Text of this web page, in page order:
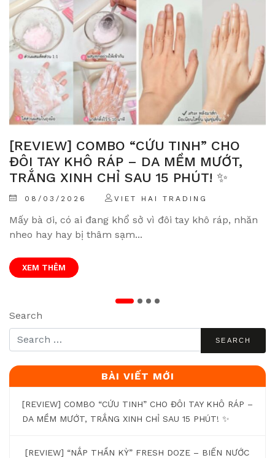
[REVIEW] COMBO “CỨU TINH” CHO
ĐÔI TAY KHÔ RÁP – DA MỀM MƯỚT,
TRẮNG XINH CHỈ SAU 15 PHÚT! ✨
08/03/2026 VIET HAI TRADING
Mấy bà ơi, có ai đang khổ sở vì đôi tay khô ráp, nhăn
nheo hay hay bị thâm sạm...
XEM THÊM
Search
BÀI VIẾT MỚI
[REVIEW] COMBO “CỨU TINH” CHO ĐÔI TAY KHÔ RÁP –
DA MỀM MƯỚT, TRẮNG XINH CHỈ SAU 15 PHÚT! ✨
[REVIEW] “NẮP THẦN KỲ” FRESH DOZE – BIẾN NƯỚC